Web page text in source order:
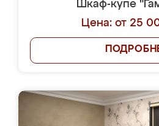
Шкаф-купе
Цена: от 25